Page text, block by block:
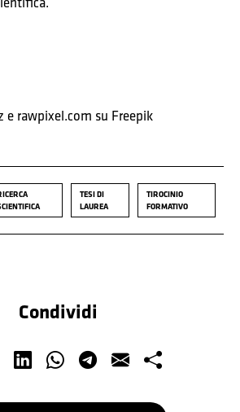
e rawpixel.com su Freepik
TESI DI
LAUREA
TIROCINIO
FORMATIVO
Condividi